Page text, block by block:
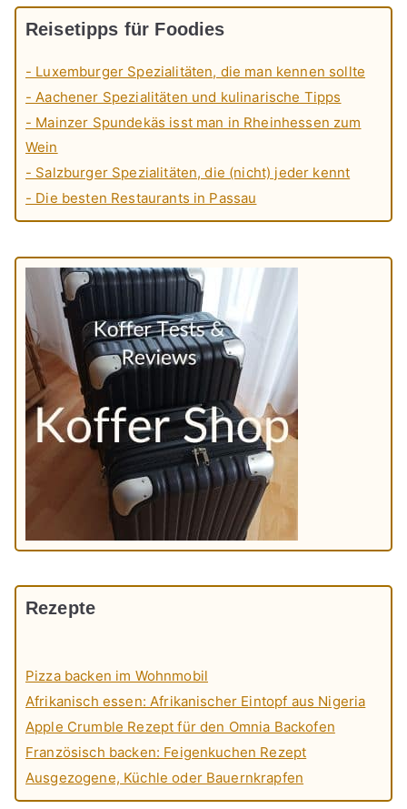
Reisetipps für Foodies
- Luxemburger Spezialitäten, die man kennen sollte
- Aachener Spezialitäten und kulinarische Tipps
- Mainzer Spundekäs isst man in Rheinhessen zum
Wein
- Salzburger Spezialitäten, die (nicht) jeder kennt
- Die besten Restaurants in Passau
Rezepte
Pizza backen im Wohnmobil
Afrikanisch essen: Afrikanischer Eintopf aus Nigeria
Apple Crumble Rezept für den Omnia Backofen
Französisch backen: Feigenkuchen Rezept
Ausgezogene, Küchle oder Bauernkrapfen